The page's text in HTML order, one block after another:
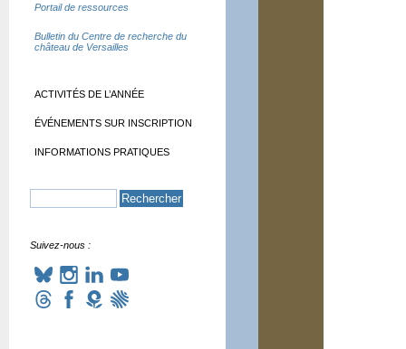
Portail de ressources
Bulletin du Centre de recherche du
château de Versailles
ACTIVITÉS DE L’ANNÉE
ÉVÉNEMENTS SUR INSCRIPTION
INFORMATIONS PRATIQUES
Suivez-nous :